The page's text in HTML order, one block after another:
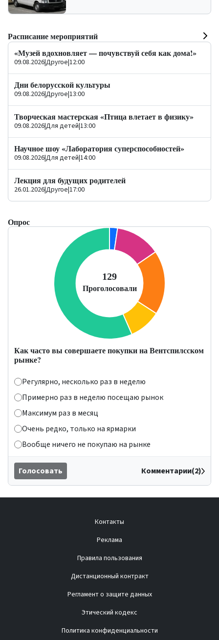
Расписание мероприятий
«Музей вдохновляет — почувствуй себя как дома!»
09.08.2026|Другое|12:00
Дни белорусской культуры
09.08.2026|Другое|13:00
Творческая мастерская «Птица влетает в физику»
09.08.2026|Для детей|13:00
Научное шоу «Лаборатория суперспособностей»
09.08.2026|Для детей|14:00
Лекция для будущих родителей
26.01.2026|Другое|17:00
Опрос
Как часто вы совершаете покупки на Вентспилсском
рынке?
Регулярно, несколько раз в неделю
Примерно раз в неделю посещаю рынок
Максимум раз в месяц
Очень редко, только на ярмарки
Вообще ничего не покупаю на рынке
Голосовать Комментарии(2)
Контакты
Реклама
Правила пользования
Дистанционный контракт
Регламент о защите данных
Этический кодекс
Политика конфиденциальности